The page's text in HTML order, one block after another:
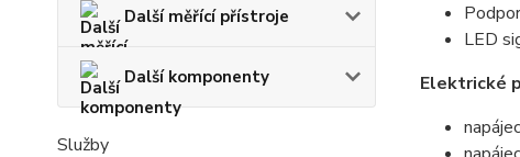
Další měřící přístroje
Další komponenty
Služby
LED
Elektrické